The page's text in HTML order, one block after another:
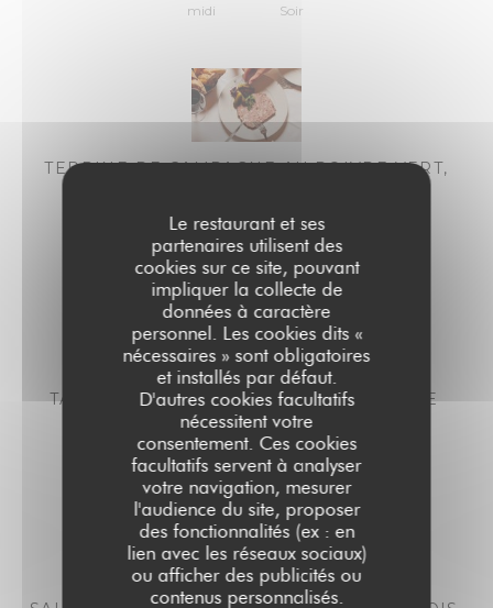
Le restaurant et ses
partenaires utilisent des
cookies sur ce site, pouvant
impliquer la collecte de
données à caractère
personnel. Les cookies dits «
nécessaires » sont obligatoires
et installés par défaut.
D'autres cookies facultatifs
nécessitent votre
consentement. Ces cookies
facultatifs servent à analyser
votre navigation, mesurer
l'audience du site, proposer
des fonctionnalités (ex : en
lien avec les réseaux sociaux)
ou afficher des publicités ou
contenus personnalisés.
midi Soir
TERRINE DE CAMPAGNE AU POIVRE VERT,
15,00 EUR
midi
17,00 EUR
Soir
TARTARE DE THON AU PONZU & SÉSAME
21,00 EUR
midi
23,00 EUR
Soir